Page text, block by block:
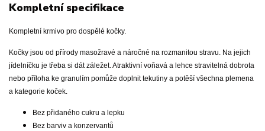
Kompletní specifikace
Kompletní krmivo pro dospělé kočky.
Kočky jsou od přírody masožravé a náročné na rozmanitou stravu. Na jejich
jídelníčku je třeba si dát záležet. Atraktivní voňavá a lehce stravitelná dobrota
nebo příloha ke granulím pomůže doplnit tekutiny a potěší všechna plemena
a kategorie koček.
Bez přidaného cukru a lepku
Bez barviv a konzervantů